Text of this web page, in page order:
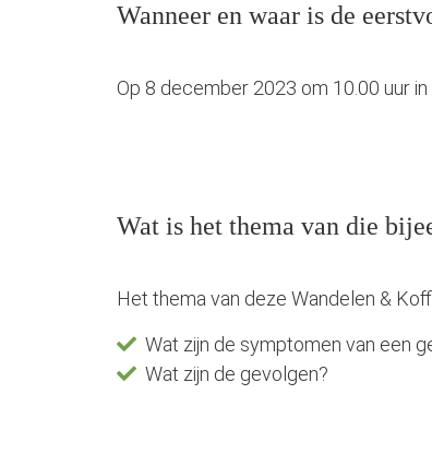
Wanneer en waar is de
Op 8 december 2023 om 10.00 uur
Wat is het thema van die
Het thema van deze Wandelen &
Wat zijn de symptomen van een
Wat zijn de gevolgen?